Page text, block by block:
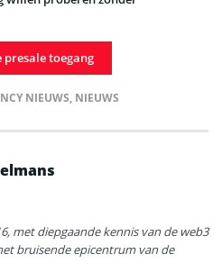
presale toegang
NIEUWS, NIEUWS
met diepgaande kennis van de web3
bruisende epicentrum van de